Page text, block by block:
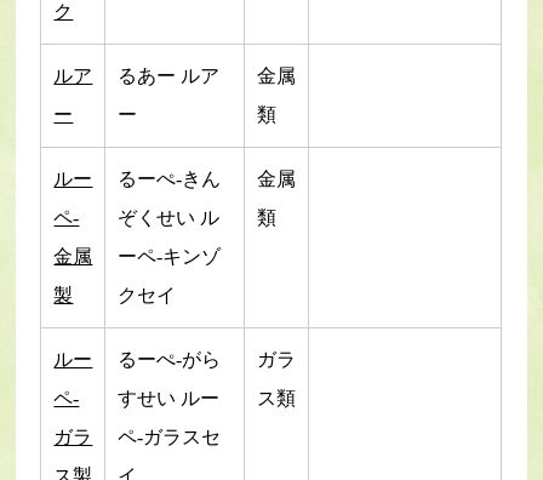
ク
ルア
ー
るあー ルア
ー
金属
類
ルー
ペ-
金属
製
るーぺ-きん
ぞくせい ル
ーペ-キンゾ
クセイ
金属
類
ルー
ペ-
ガラ
ス製
るーぺ-がら
すせい ルー
ペ-ガラスセ
イ
ガラ
ス類